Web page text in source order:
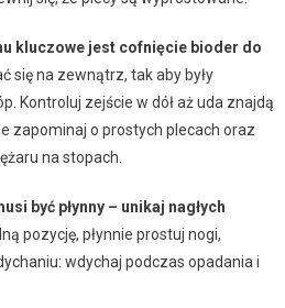
kluczowe jest cofnięcie bioder do
się na zewnątrz, tak aby były
Kontroluj zejście w dół aż uda znajdą
zapominaj o prostych plecach oraz
na stopach.
być płynny – unikaj nagłych
pozycję, płynnie prostuj nogi,
wdychaj podczas opadania i